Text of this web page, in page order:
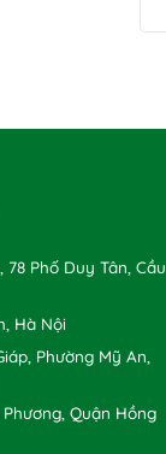
78 Phố Duy Tân, Cầu
Hà Nội
Phường Mỹ An,
Quận Hồng